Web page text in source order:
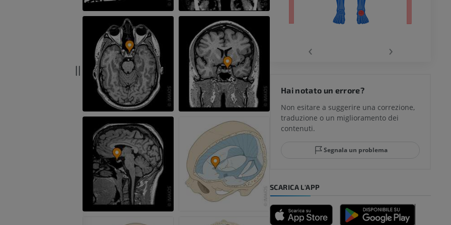
RMN della mano
Radiografia dell’arto
Arteriografia dell'arto
PREMIUM
RMN del ginocchio
PREMIUM
Artrografia TC del ginocchio
Artrografia
PREMIUM
RMN della caviglia e del
retropiede
PREMIUM
RMN dell’avampiede
RM
PREMIUM
‹ ›
Hai notato un errore?
Non esitare a suggerire una correzione,
traduzione o un miglioramento dei
contenuti.
Segnala un problema
SCARICA L'APP